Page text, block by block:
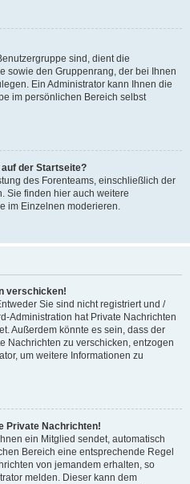
sind, dient die
sowie den Gruppenrang, der bei Ihnen
Ein Administrator kann Ihnen die
im persönlichen Bereich selbst
auf der Startseite?
des Forenteams, einschließlich der
Sie finden hier auch weitere
im Einzelnen moderieren.
verschicken!
Sie sind nicht registriert und /
Administration hat Private Nachrichten
Außerdem könnte es sein, dass der
Nachrichten zu verschicken, entzogen
um weitere Informationen zu
Private Nachrichten!
ein Mitglied sendet, automatisch
Bereich eine entsprechende Regel
von jemandem erhalten, so
melden. Dieser kann dem